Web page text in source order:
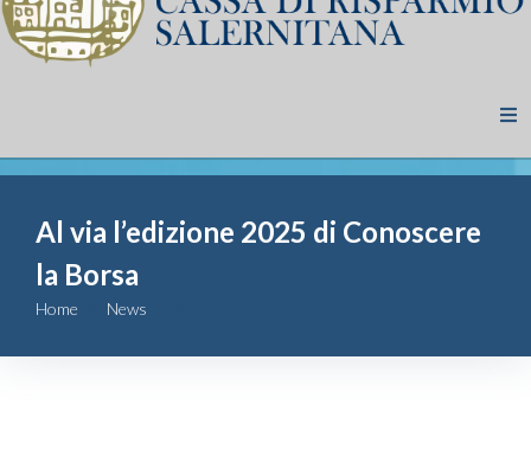
Fondazione
Attività
Contributi
Al via l’edizione 2025 di Conoscere
la Borsa
Home News